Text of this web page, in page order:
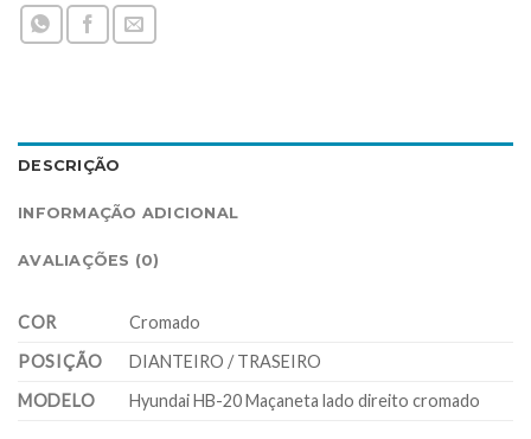
DESCRIÇÃO
INFORMAÇÃO ADICIONAL
AVALIAÇÕES (0)
COR
Cromado
POSIÇÃO
DIANTEIRO / TRASEIRO
MODELO
Hyundai HB-20 Maçaneta lado direito cromado